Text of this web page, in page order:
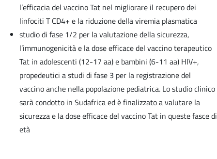
l’efficacia del vaccino Tat nel migliorare il recupero dei
linfociti T CD4+ e la riduzione della viremia plasmatica
studio di fase 1/2 per la valutazione della sicurezza,
l’immunogenicità e la dose efficace del vaccino terapeutico
Tat in adolescenti (12-17 aa) e bambini (6-11 aa) HIV+,
propedeutici a studi di fase 3 per la registrazione del
vaccino anche nella popolazione pediatrica. Lo studio clinico
sarà condotto in Sudafrica ed è finalizzato a valutare la
sicurezza e la dose efficace del vaccino Tat in queste fasce di
età